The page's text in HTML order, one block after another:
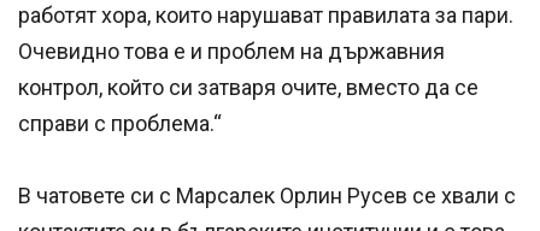
работят хора, които нарушават правилата за пари.
Очевидно това е и проблем на държавния
контрол, който си затваря очите, вместо да се
справи с проблема.“
В чатовете си с Марсалек Орлин Русев се хвали с